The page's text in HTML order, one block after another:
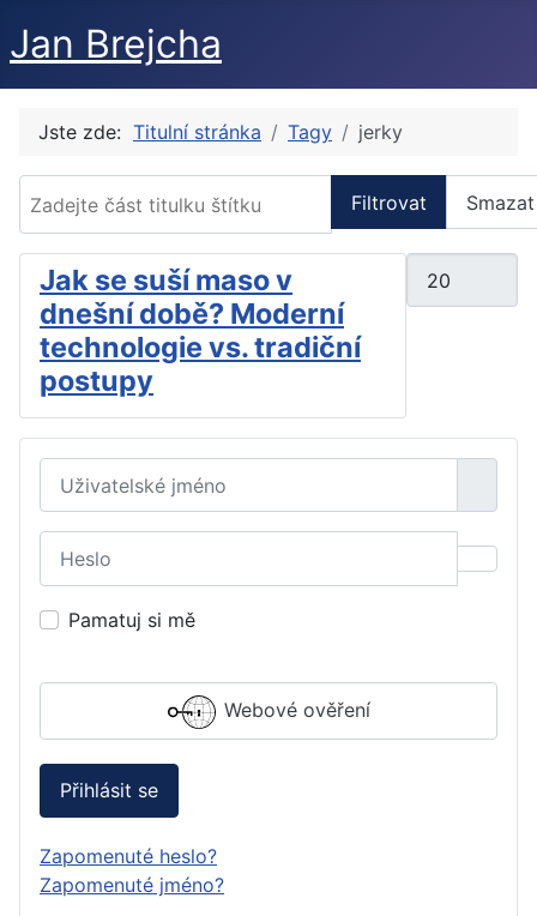
Jan Brejcha
Jste zde: Titulní stránka Tagy jerky
Filtrovat Smazat
Jak se suší maso v
dnešní době? Moderní
technologie vs. tradiční
postupy
Uživatelské jméno
Pamatuj si mě
Webové ověření
Přihlásit se
Zapomenuté heslo?
Zapomenuté jméno?